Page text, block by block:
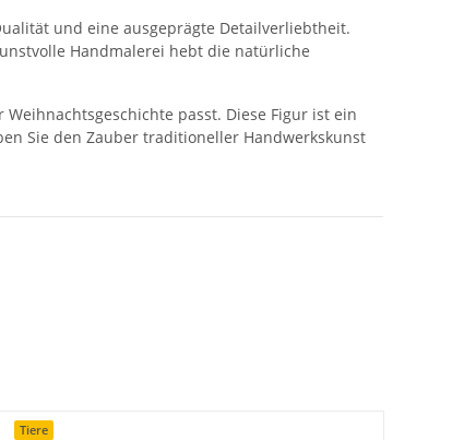
und eine ausgeprägte Detailverliebtheit.
Handmalerei hebt die natürliche
passt. Diese Figur ist ein
Sie den Zauber traditioneller Handwerkskunst
Tiere